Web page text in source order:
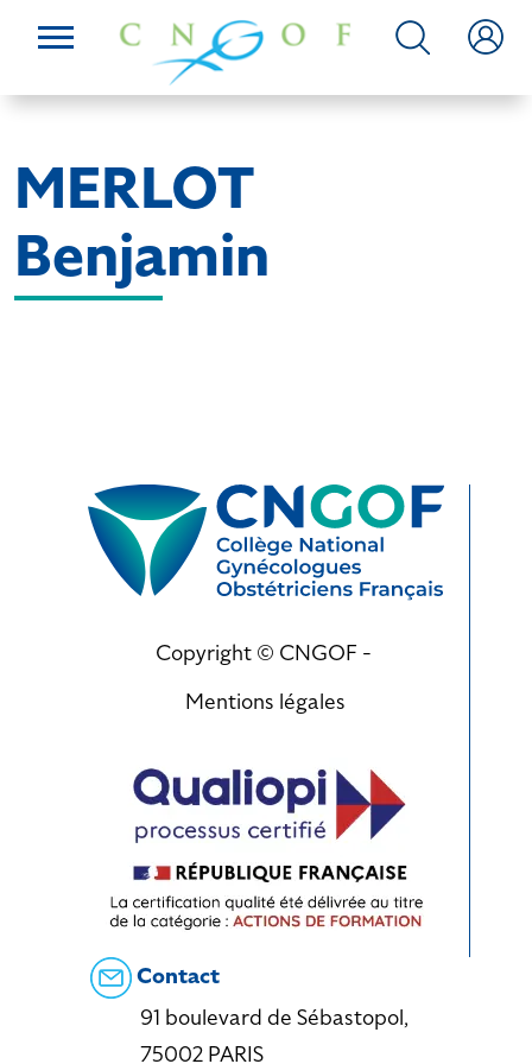
MERLOT
Benjamin
Copyright © CNGOF -
Mentions légales
Contact
91 boulevard de Sébastopol,
75002 PARIS